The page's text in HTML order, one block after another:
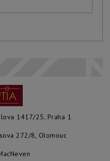
1417/25, Praha 1
272/8, Olomouc